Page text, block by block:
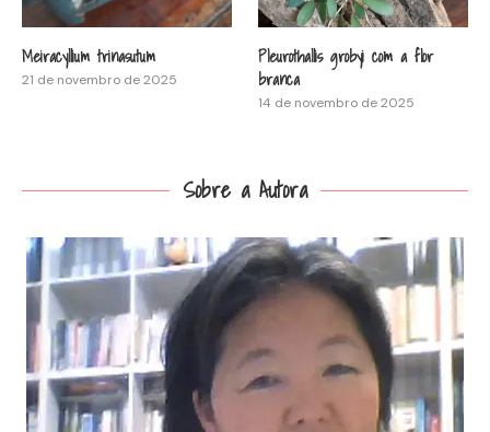
Meiracyllium trinasutum
21 de novembro de 2025
Pleurothallis grobyi com a flor
branca
14 de novembro de 2025
Sobre a Autora